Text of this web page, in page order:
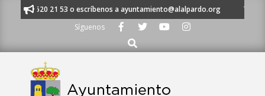
al 91 620 21 53 o escríbenos a ayuntamiento@alalpardo.org
TE
Síguenos
Buscar